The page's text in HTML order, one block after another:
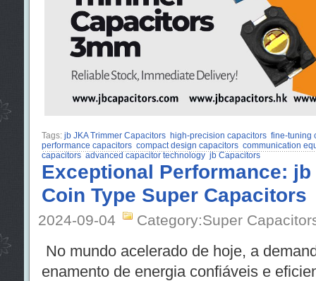
Tags: jb JKA Trimmer Capacitors high-precision capacitors fine-tuning
performance capacitors compact design capacitors communication
capacitors advanced capacitor technology jb Capacitors
Exceptional Performance: jb
Coin Type Super Capacitors
2024-09-04 Category:Super
No mundo acelerado de hoje, a
enamento de energia confiáveis e